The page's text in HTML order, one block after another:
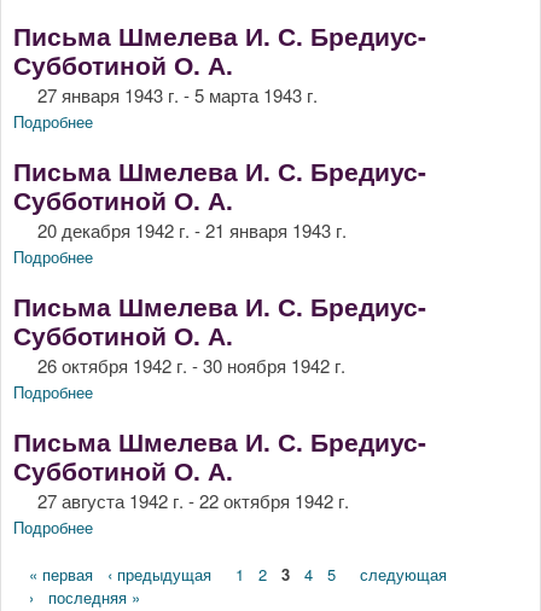
Письма Шмелева И. С. Бредиус-
Субботиной О. А.
27 января 1943 г. - 5 марта 1943 г.
Подробнее
Письма Шмелева И. С. Бредиус-
Субботиной О. А.
20 декабря 1942 г. - 21 января 1943 г.
Подробнее
Письма Шмелева И. С. Бредиус-
Субботиной О. А.
26 октября 1942 г. - 30 ноября 1942 г.
Подробнее
Письма Шмелева И. С. Бредиус-
Субботиной О. А.
27 августа 1942 г. - 22 октября 1942 г.
Подробнее
Страницы
« первая ‹ предыдущая 1 2 3 4 5
следующая
›
последняя »